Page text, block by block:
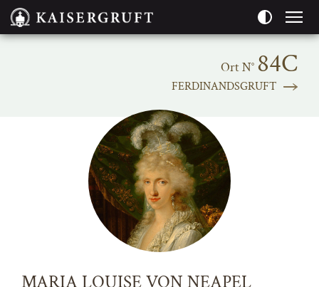
Seitenbereiche:
Ort N° 84C
FERDINANDSGRUFT